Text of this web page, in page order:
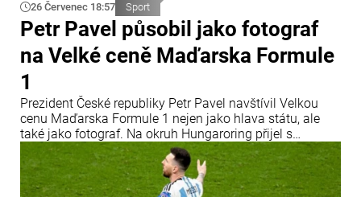
26 Červenec 18:57 Sport
Petr Pavel působil jako fotograf
na Velké ceně Maďarska Formule
1
Prezident České republiky Petr Pavel navštívil Velkou
cenu Maďarska Formule 1 nejen jako hlava státu, ale
také jako fotograf. Na okruh Hungaroring přijel s
profesionální fotografickou technikou a oficiální
akreditací Mezinárodní automobilové federace (FIA).